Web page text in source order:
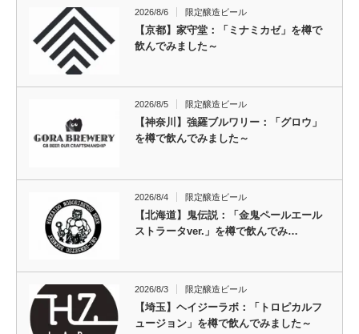
2026/8/6 限定醸造ビール
【京都】家守堂：「ミナミカゼ」を樽で
飲んでみました～
2026/8/5 限定醸造ビール
【神奈川】強羅ブルワリー：「グロウ」
を樽で飲んでみました～
2026/8/4 限定醸造ビール
【北海道】鬼伝説：「金鬼ペールエール
ストラータver.」を樽で飲んでみ…
2026/8/3 限定醸造ビール
【埼玉】ヘイジーラボ：「トロピカルフ
ュージョン」を樽で飲んでみました～